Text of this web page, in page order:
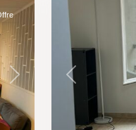
Next Previous